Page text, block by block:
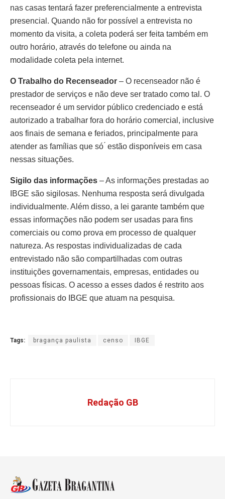
nas casas tentará fazer preferencialmente a entrevista
presencial. Quando não for possível a entrevista no
momento da visita, a coleta poderá ser feita também em
outro horário, através do telefone ou ainda na
modalidade coleta pela internet.
O Trabalho do Recenseador – O recenseador não é
prestador de serviços e não deve ser tratado como tal. O
recenseador é um servidor público credenciado e está
autorizado a trabalhar fora do horário comercial, inclusive
aos finais de semana e feriados, principalmente para
atender as famílias que só ́ estão disponíveis em casa
nessas situações.
Sigilo das informações – As informações prestadas ao
IBGE são sigilosas. Nenhuma resposta será divulgada
individualmente. Além disso, a lei garante também que
essas informações não podem ser usadas para fins
comerciais ou como prova em processo de qualquer
natureza. As respostas individualizadas de cada
entrevistado não são compartilhadas com outras
instituições governamentais, empresas, entidades ou
pessoas físicas. O acesso a esses dados é restrito aos
profissionais do IBGE que atuam na pesquisa.
Tags: bragança paulista censo IBGE
Redação GB